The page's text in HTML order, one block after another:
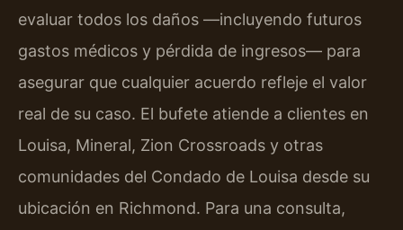
evaluar todos los daños —incluyendo futuros
gastos médicos y pérdida de ingresos— para
asegurar que cualquier acuerdo refleje el valor
real de su caso. El bufete atiende a clientes en
Louisa, Mineral, Zion Crossroads y otras
comunidades del Condado de Louisa desde su
ubicación en Richmond. Para una consulta,